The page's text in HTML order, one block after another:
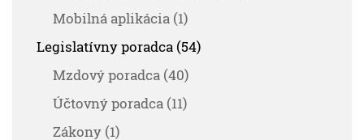
Mobilná aplikácia (1)
Legislatívny poradca (54)
Mzdový poradca (40)
Účtovný poradca (11)
Zákony (1)